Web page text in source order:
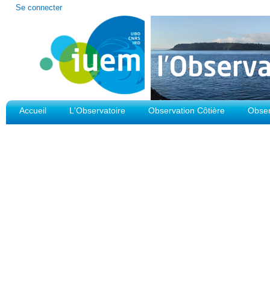
Outils
Se connecter
Accueil L'Observatoire Observation Côtière